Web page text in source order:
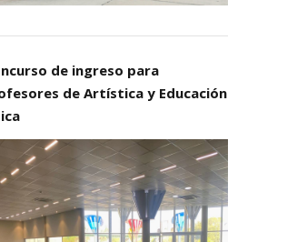
de ingreso para
de Artística y Educación